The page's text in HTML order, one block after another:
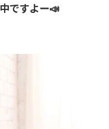
ですよー📣